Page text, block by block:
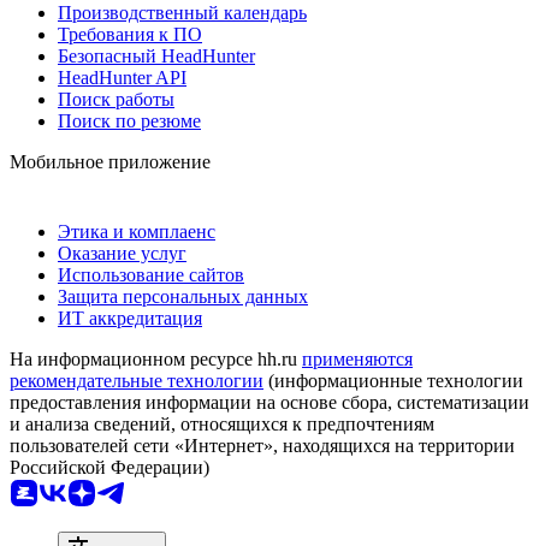
Производственный календарь
Требования к ПО
Безопасный HeadHunter
HeadHunter API
Поиск работы
Поиск по резюме
Мобильное приложение
Этика и комплаенс
Оказание услуг
Использование сайтов
Защита персональных данных
ИТ аккредитация
На информационном ресурсе hh.ru применяются
рекомендательные технологии (информационные технологии
предоставления информации на основе сбора, систематизации
и анализа сведений, относящихся к предпочтениям
пользователей сети «Интернет», находящихся на территории
Российской Федерации)